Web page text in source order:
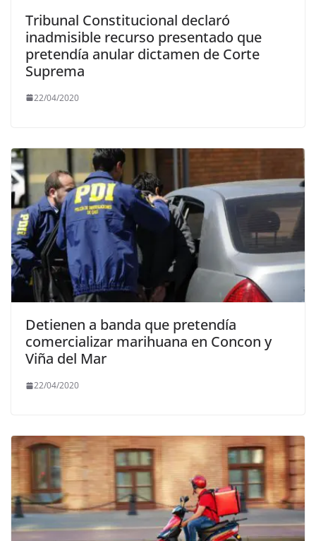
Tribunal Constitucional declaró
inadmisible recurso presentado que
pretendía anular dictamen de Corte
Suprema
22/04/2020
Detienen a banda que pretendía
comercializar marihuana en Concon y
Viña del Mar
22/04/2020